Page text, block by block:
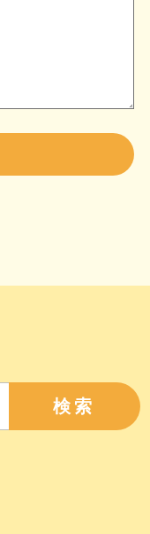
検索